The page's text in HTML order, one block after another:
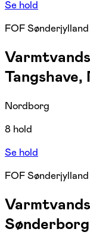
Se hold
FOF Sønderjylland
Nordborg
8 hold
Se hold
FOF Sønderjylland
Sønderborg